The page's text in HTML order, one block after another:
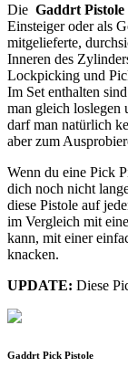
Die Gaddrt Pistole
Einsteiger oder als
mitgelieferte,
Inneren des
Lockpicking und
Im Set enthalten
man gleich loslegen
darf man natürlich
aber zum
Wenn du eine Pick
dich noch nicht
diese Pistole auf
im Vergleich mit
kann, mit einer
knacken.
UPDATE: Diese
Gaddrt Pick Pistole